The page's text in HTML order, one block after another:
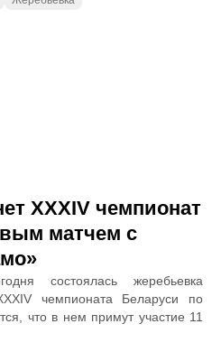
XXXIV чемпионат
матчем с
состоялась жеребьевка
чемпионата Беларуси по
что в нем примут участие 11